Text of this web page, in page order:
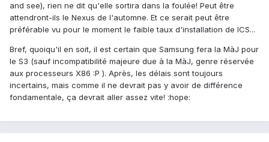
and see), rien ne dit qu'elle sortira dans la foulée! Peut être
attendront-ils le Nexus de l'automne. Et ce serait peut être
préférable vu pour le moment le faible taux d'installation de ICS...
Bref, quoiqu'il en soit, il est certain que Samsung fera la MàJ pour
le S3 (sauf incompatibilité majeure due à la MàJ, genre réservée
aux processeurs X86 :P ). Après, les délais sont toujours
incertains, mais comme il ne devrait pas y avoir de différence
fondamentale, ça devrait aller assez vite! :hope: